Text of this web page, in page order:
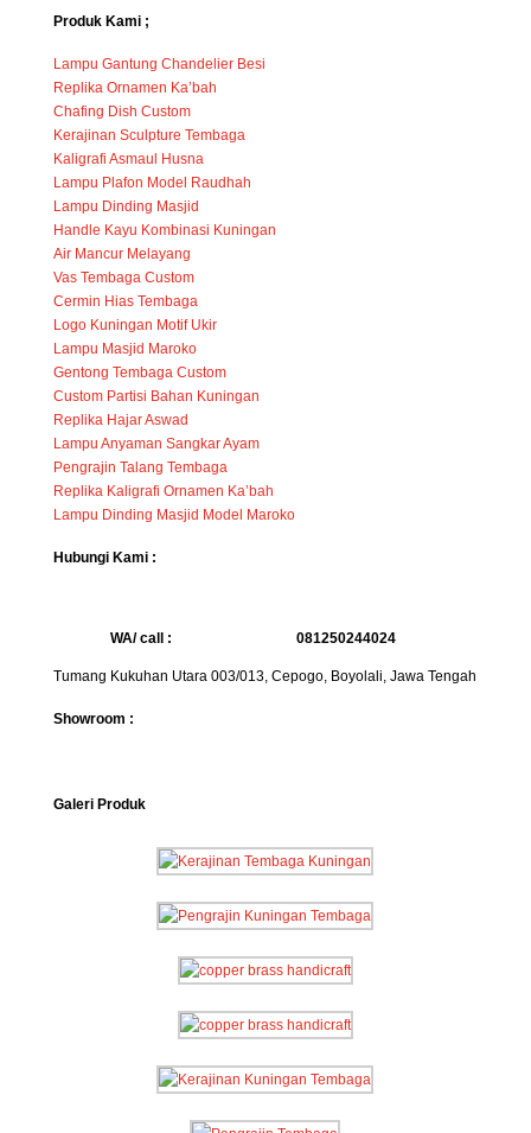
Produk Kami ;
Lampu Gantung Chandelier Besi
Replika Ornamen Ka’bah
Chafing Dish Custom
Kerajinan Sculpture Tembaga
Kaligrafi Asmaul Husna
Lampu Plafon Model Raudhah
Lampu Dinding Masjid
Handle Kayu Kombinasi Kuningan
Air Mancur Melayang
Vas Tembaga Custom
Cermin Hias Tembaga
Logo Kuningan Motif Ukir
Lampu Masjid Maroko
Gentong Tembaga Custom
Custom Partisi Bahan Kuningan
Replika Hajar Aswad
Lampu Anyaman Sangkar Ayam
Pengrajin Talang Tembaga
Replika Kaligrafi Ornamen Ka’bah
Lampu Dinding Masjid Model Maroko
Hubungi Kami :
WA/ call : 081250244024
Tumang Kukuhan Utara 003/013, Cepogo, Boyolali, Jawa Tengah
Showroom :
Galeri Produk